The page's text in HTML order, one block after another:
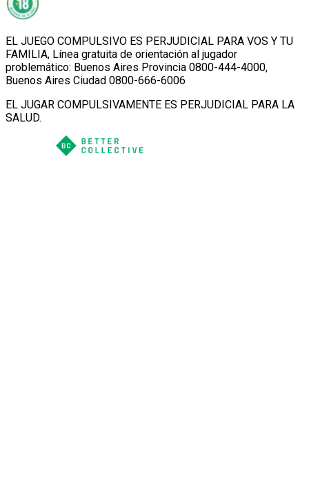
EL JUEGO COMPULSIVO ES PERJUDICIAL PARA VOS Y TU
FAMILIA, Línea gratuita de orientación al jugador
problemático: Buenos Aires Provincia 0800-444-4000,
Buenos Aires Ciudad 0800-666-6006
EL JUGAR COMPULSIVAMENTE ES PERJUDICIAL PARA LA
SALUD.